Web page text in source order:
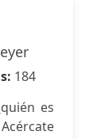
184
es